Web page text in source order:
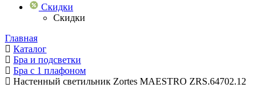
Скидки
Скидки
Главная
Каталог
Бра и подсветки
Бра с 1 плафоном
Настенный светильник Zortes MAESTRO ZRS.64702.12